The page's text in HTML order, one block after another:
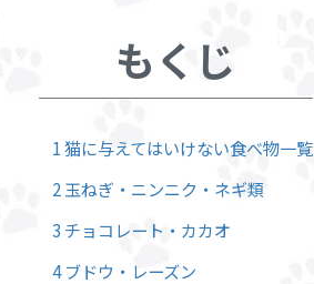
もくじ
1 猫に与えてはいけない食べ物一覧
2 玉ねぎ・ニンニク・ネギ類
3 チョコレート・カカオ
4 ブドウ・レーズン